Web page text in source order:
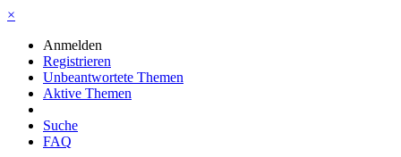
×
Anmelden
Registrieren
Unbeantwortete Themen
Aktive Themen
Suche
FAQ